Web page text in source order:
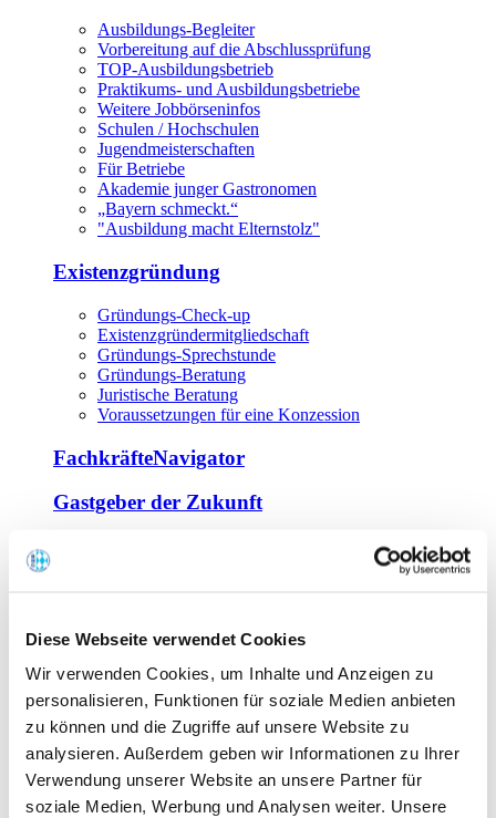
Diese Webseite verwendet Cookies
Wir verwenden Cookies, um Inhalte und Anzeigen zu
personalisieren, Funktionen für soziale Medien anbieten
zu können und die Zugriffe auf unsere Website zu
analysieren. Außerdem geben wir Informationen zu Ihrer
Verwendung unserer Website an unsere Partner für
soziale Medien, Werbung und Analysen weiter. Unsere
Ausbildungs-Begleiter
Vorbereitung auf die Abschlussprüfung
TOP-Ausbildungsbetrieb
Praktikums- und Ausbildungsbetriebe
Weitere Jobbörseninfos
Schulen / Hochschulen
Jugendmeisterschaften
Für Betriebe
Akademie junger Gastronomen
„Bayern schmeckt.“
"Ausbildung macht Elternstolz"
Existenzgründung
Gründungs-Check-up
Existenzgründermitgliedschaft
Gründungs-Sprechstunde
Gründungs-Beratung
Juristische Beratung
Voraussetzungen für eine Konzession
FachkräfteNavigator
Gastgeber der Zukunft
Offene Seminare
Tagen im Palais
Wirte-und Unternehmerbrief
Lernplattform BOUNTI
Partner
Branchennahe Organisationen